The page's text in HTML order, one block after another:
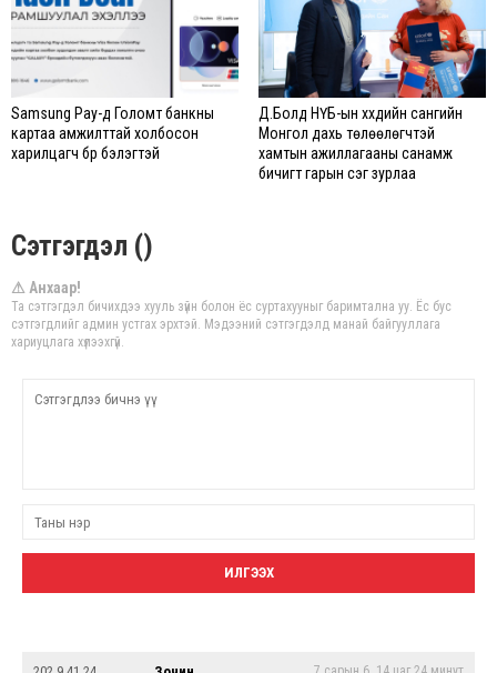
Samsung Pay-д Голомт банкны
картаа амжилттай холбосон
харилцагч бүр бэлэгтэй
Д.Болд НҮБ-ын хүүхдийн сангийн
Монгол дахь төлөөлөгчтэй
хамтын ажиллагааны санамж
бичигт гарын үсэг зурлаа
Сэтгэгдэл ()
⚠ Анхаар!
Та сэтгэгдэл бичихдээ хууль зүйн болон ёс суртахууныг баримтална уу. Ёс бус
сэтгэгдлийг админ устгах эрхтэй. Мэдээний сэтгэгдэлд манай байгууллага
хариуцлага хүлээхгүй.